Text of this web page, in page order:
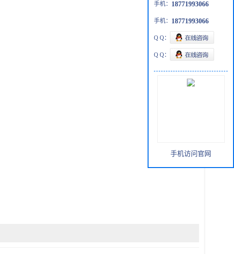
手机： 18771993066
手机： 18771993066
Q Q：
Q Q：
手机访问官网